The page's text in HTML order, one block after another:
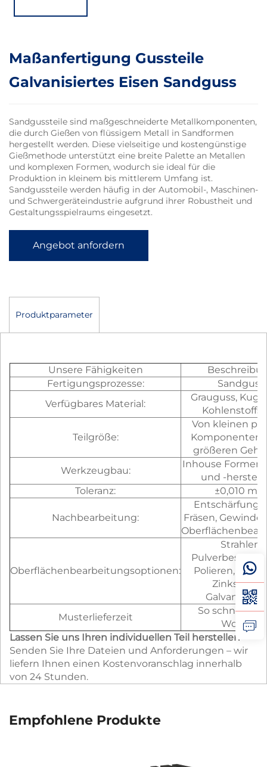
Maßanfertigung Gussteile
Galvanisiertes Eisen Sandguss
Sandgussteile sind maßgeschneiderte Metallkomponenten,
die durch Gießen von flüssigem Metall in Sandformen
hergestellt werden. Diese vielseitige und kostengünstige
Gießmethode unterstützt eine breite Palette an Metallen
und komplexen Formen, wodurch sie ideal für die
Produktion in kleinem bis mittlerem Umfang ist.
Sandgussteile werden häufig in der Automobil-, Maschinen-
und Schwergeräteindustrie aufgrund ihrer Robustheit und
Gestaltungsspielraums eingesetzt.
Angebot anfordern
Produktparameter
Unsere Fähigkeiten
Fertigungsprozesse:
Sandguss
Verfügbares Material:
Grauguss,
Teilgröße:
Von kleinen
Komponenten
größeren
Werkzeugbau:
Inhouse
und -
Toleranz:
±0,010 mm
Nachbearbeitung:
Entschärfung,
Fräsen,
Oberflächenbearbeitungsoptionen:
Strahlen,
Polieren,
Musterlieferzeit
So schnell wie
Wochen
Lassen Sie uns Ihren individuellen Teil herstellen
Senden Sie Ihre Dateien und Anforderungen – wir
liefern Ihnen einen Kostenvoranschlag innerhalb
von 24 Stunden.
Empfohlene Produkte